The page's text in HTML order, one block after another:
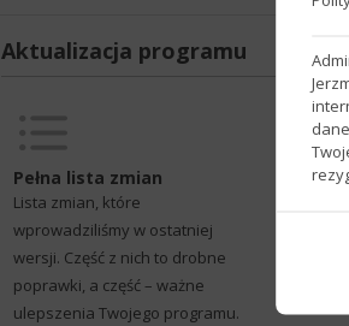
Aktualizacja programu
Pełna lista zmian
Lista zmian, które
wprowadziliśmy w ostatniej
wersji. Część z nich to drobne
poprawki, a część – ważne
ulepszenia Twojego programu.
od